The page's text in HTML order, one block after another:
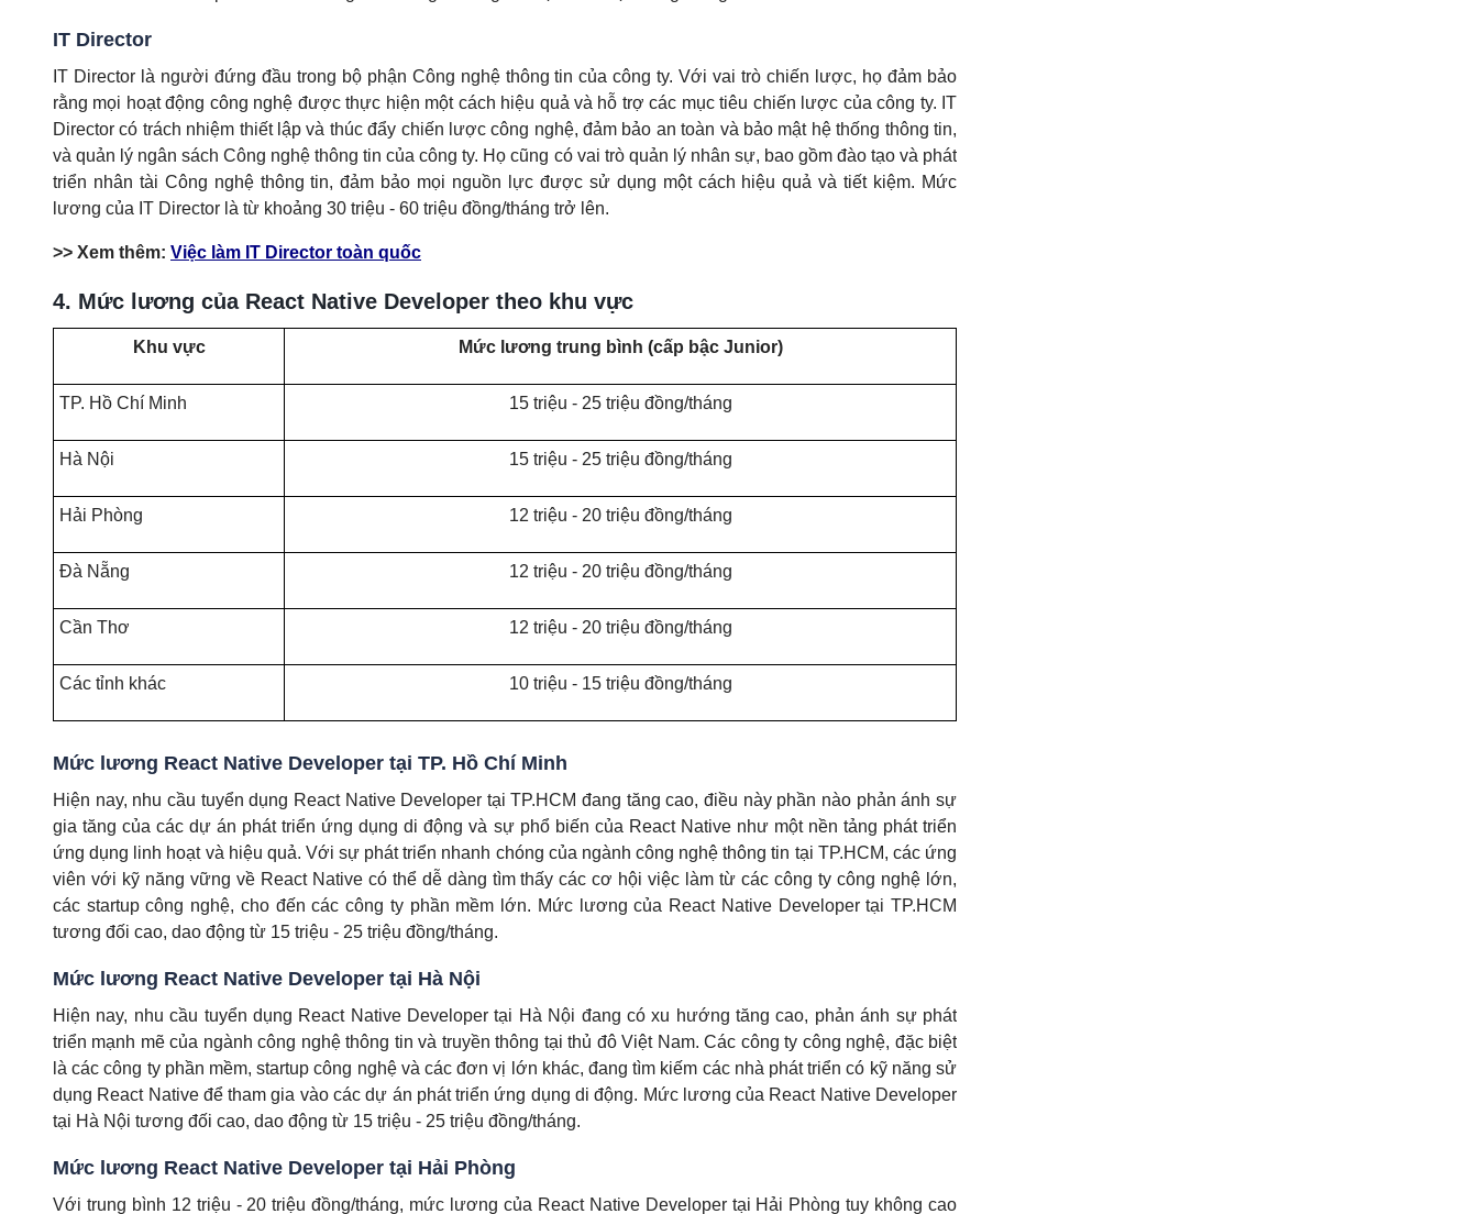
IT Director
IT Director là người đứng đầu trong bộ phận Công nghệ thông tin của công ty. Với vai trò chiến lược, họ đảm bảo
rằng mọi hoạt động công nghệ được thực hiện một cách hiệu quả và hỗ trợ các mục tiêu chiến lược của công ty. IT
Director có trách nhiệm thiết lập và thúc đẩy chiến lược công nghệ, đảm bảo an toàn và bảo mật hệ thống thông tin,
và quản lý ngân sách Công nghệ thông tin của công ty. Họ cũng có vai trò quản lý nhân sự, bao gồm đào tạo và phát
triển nhân tài Công nghệ thông tin, đảm bảo mọi nguồn lực được sử dụng một cách hiệu quả và tiết kiệm. Mức
lương của IT Director là từ khoảng 30 triệu - 60 triệu đồng/tháng trở lên.
>> Xem thêm: Việc làm IT Director toàn quốc
4. Mức lương của React Native Developer theo khu vực
Khu vực Mức lương trung bình (cấp bậc Junior)
TP. Hồ Chí Minh 15 triệu - 25 triệu đồng/tháng
Hà Nội 15 triệu - 25 triệu đồng/tháng
Hải Phòng 12 triệu - 20 triệu đồng/tháng
Đà Nẵng 12 triệu - 20 triệu đồng/tháng
Cần Thơ 12 triệu - 20 triệu đồng/tháng
Các tỉnh khác 10 triệu - 15 triệu đồng/tháng
Mức lương React Native Developer tại TP. Hồ Chí Minh
Hiện nay, nhu cầu tuyển dụng React Native Developer tại TP.HCM đang tăng cao, điều này phần nào phản ánh sự
gia tăng của các dự án phát triển ứng dụng di động và sự phổ biến của React Native như một nền tảng phát triển
ứng dụng linh hoạt và hiệu quả. Với sự phát triển nhanh chóng của ngành công nghệ thông tin tại TP.HCM, các ứng
viên với kỹ năng vững về React Native có thể dễ dàng tìm thấy các cơ hội việc làm từ các công ty công nghệ lớn,
các startup công nghệ, cho đến các công ty phần mềm lớn. Mức lương của React Native Developer tại TP.HCM
tương đối cao, dao động từ 15 triệu - 25 triệu đồng/tháng.
Mức lương React Native Developer tại Hà Nội
Hiện nay, nhu cầu tuyển dụng React Native Developer tại Hà Nội đang có xu hướng tăng cao, phản ánh sự phát
triển mạnh mẽ của ngành công nghệ thông tin và truyền thông tại thủ đô Việt Nam. Các công ty công nghệ, đặc biệt
là các công ty phần mềm, startup công nghệ và các đơn vị lớn khác, đang tìm kiếm các nhà phát triển có kỹ năng sử
dụng React Native để tham gia vào các dự án phát triển ứng dụng di động. Mức lương của React Native Developer
tại Hà Nội tương đối cao, dao động từ 15 triệu - 25 triệu đồng/tháng.
Mức lương React Native Developer tại Hải Phòng
Với trung bình 12 triệu - 20 triệu đồng/tháng, mức lương của React Native Developer tại Hải Phòng tuy không cao